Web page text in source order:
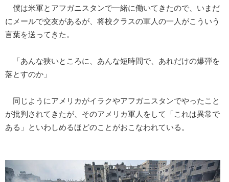
僕は米軍とアフガニスタンで一緒に働いてきたので、いまだ
にメールで交友があるが、将校クラスの軍人の一人がこういう
言葉を送ってきた。
「あんな狭いところに、あんな短時間で、あれだけの爆弾を
落とすのか」
同じようにアメリカがイラクやアフガニスタンでやったこと
が批判されてきたが、そのアメリカ軍人をして「これは異常で
ある」といわしめるほどのことがおこなわれている。